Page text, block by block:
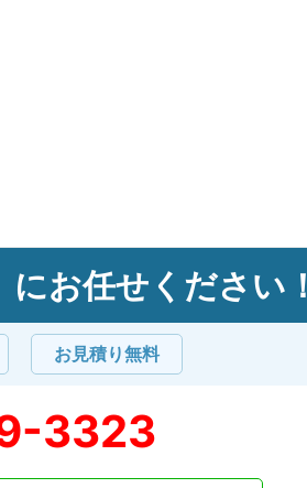
お任せください！
お見積り無料
3323